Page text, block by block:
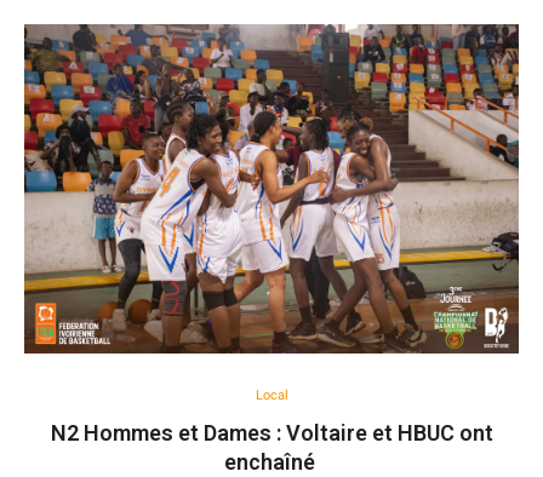
Local
N2 Hommes et Dames : Voltaire et HBUC ont
enchaîné